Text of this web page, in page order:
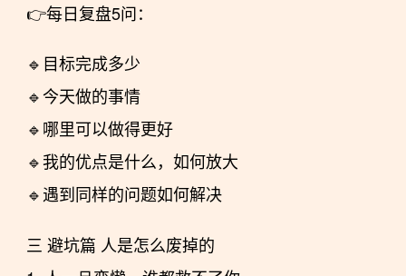
👉每日复盘5问：
🔹目标完成多少
🔹今天做的事情
🔹哪里可以做得更好
🔹我的优点是什么，如何放大
🔹遇到同样的问题如何解决
三 避坑篇 人是怎么废掉的